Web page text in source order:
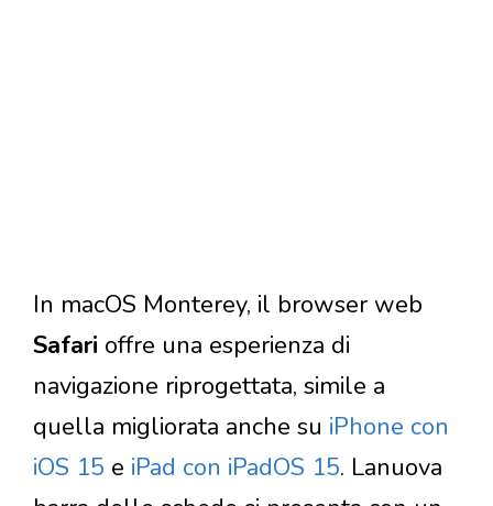
In macOS Monterey, il browser web
Safari offre una esperienza di
navigazione riprogettata, simile a
quella migliorata anche su iPhone con
iOS 15 e iPad con iPadOS 15. Lanuova